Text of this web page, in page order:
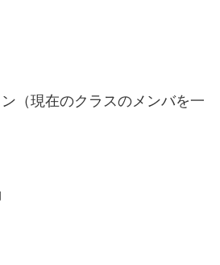
（現在のクラスのメンバを一